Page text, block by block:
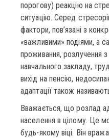
порогову) реакцію на
ситуацію. Серед
фактори, пов’язані з
«важливими» подіями, а
проживання, розлучення
навчального закладу,
вихід на пенсію,
адаптації також
Вважається, що розлад
населення в цілому. Це
будь-якому віці. Він